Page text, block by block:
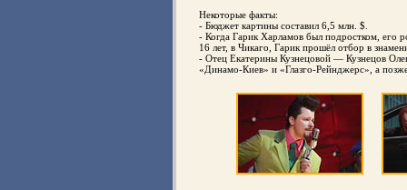
Некоторые факты:
- Бюджет картины составил 6,5 млн. $.
- Когда Гарик Харламов был подростком, его
16 лет, в Чикаго, Гарик прошёл отбор в
- Отец Екатерины Кузнецовой — Кузнецов
«Динамо-Киев» и «Глазго-Рейнджерс», а